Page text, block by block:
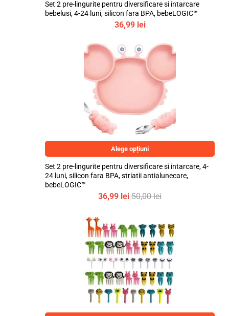
Set 2 pre-lingurite pentru diversificare si intarcare
bebelusi, 4-24 luni, silicon fara BPA, bebeLOGIC™
36,99 lei
Alege opțiuni
Set 2 pre-lingurite pentru diversificare si intarcare, 4-
24 luni, silicon fara BPA, striatii antialunecare,
bebeLOGIC™
36,99 lei 50,00lei